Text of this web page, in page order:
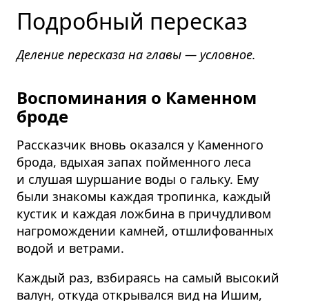
Подробный пересказ
Деление пересказа на главы — условное.
Воспоминания о Каменном
броде
Рассказчик вновь оказался у Каменного
брода, вдыхая запах пойменного леса
и слушая шуршание воды о гальку. Ему
были знакомы каждая тропинка, каждый
кустик и каждая ложбина в причудливом
нагромождении камней, отшлифованных
водой и ветрами.
Каждый раз, взбираясь на самый высокий
валун, откуда открывался вид на Ишим,